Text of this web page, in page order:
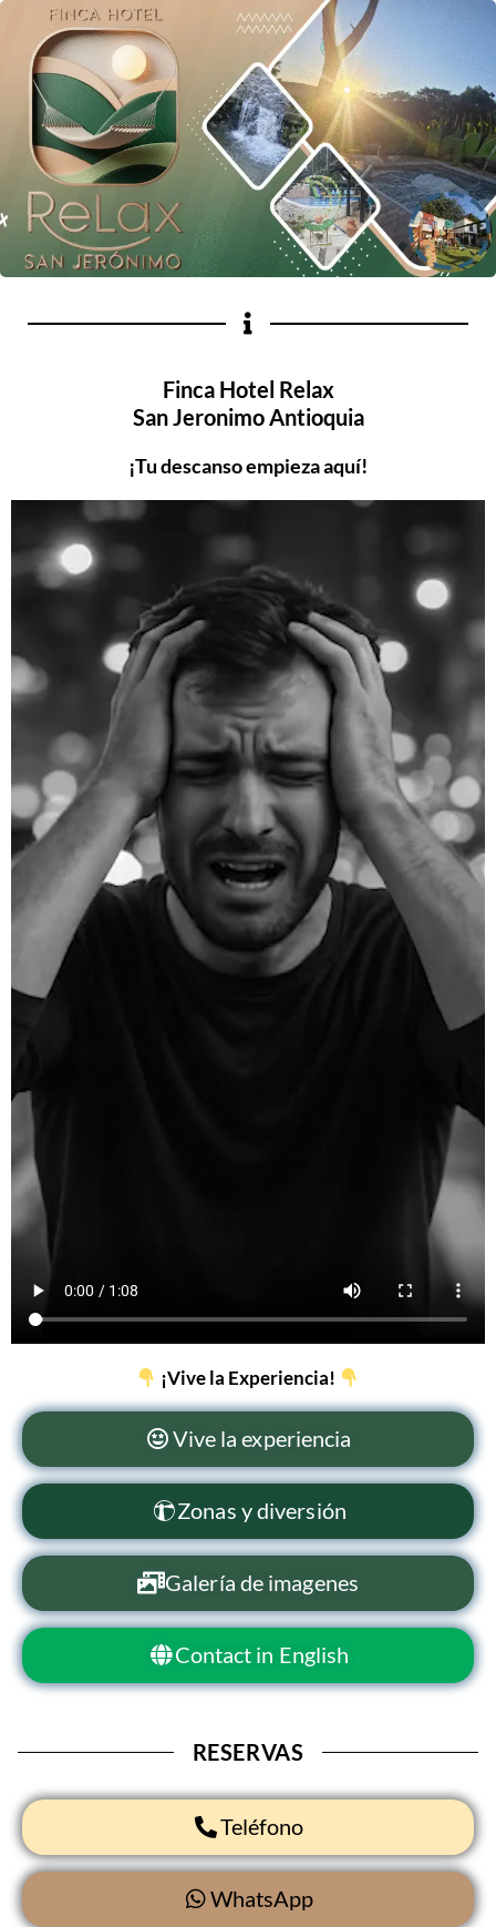
Finca Hotel Relax
San Jeronimo Antioquia
¡Tu descanso empieza aquí!
¡Vive la Experiencia!
Vive la experiencia
Zonas y diversión
Galería de imagenes
Contact in English
RESERVAS
Teléfono
WhatsApp